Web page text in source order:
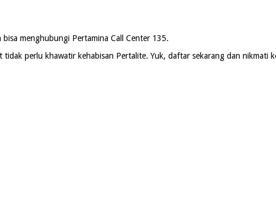
menghubungi Pertamina Call Center 135.
perlu khawatir kehabisan Pertalite. Yuk, daftar sekarang dan nikmati